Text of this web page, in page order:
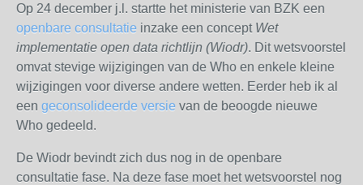
Op 24 december j.l. startte het ministerie van BZK een
openbare consultatie inzake een concept Wet
implementatie open data richtlijn (Wiodr). Dit wetsvoorstel
omvat stevige wijzigingen van de Who en enkele kleine
wijzigingen voor diverse andere wetten. Eerder heb ik al
een geconsolideerde versie van de beoogde nieuwe
Who gedeeld.
De Wiodr bevindt zich dus nog in de openbare
consultatie fase. Na deze fase moet het wetsvoorstel nog